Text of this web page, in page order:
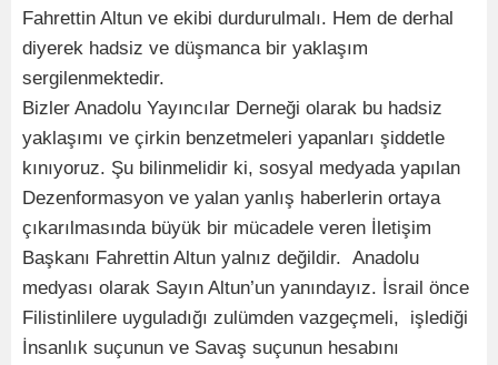
Fahrettin Altun ve ekibi durdurulmalı. Hem de derhal
diyerek hadsiz ve düşmanca bir yaklaşım
sergilenmektedir.
Bizler Anadolu Yayıncılar Derneği olarak bu hadsiz
yaklaşımı ve çirkin benzetmeleri yapanları şiddetle
kınıyoruz. Şu bilinmelidir ki, sosyal medyada yapılan
Dezenformasyon ve yalan yanlış haberlerin ortaya
çıkarılmasında büyük bir mücadele veren İletişim
Başkanı Fahrettin Altun yalnız değildir. Anadolu
medyası olarak Sayın Altun’un yanındayız. İsrail önce
Filistinlilere uyguladığı zulümden vazgeçmeli, işlediği
İnsanlık suçunun ve Savaş suçunun hesabını